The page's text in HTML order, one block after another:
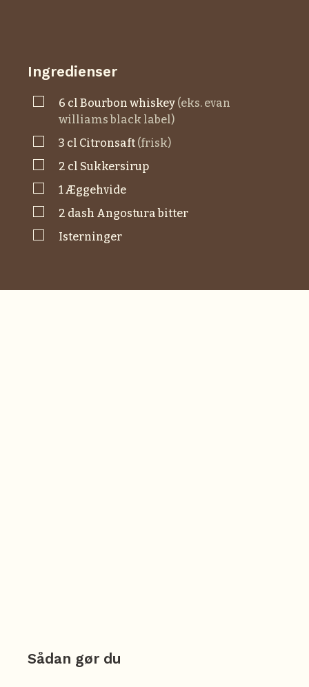
Ingredienser
▢6 cl bourbon whiskey (eks. evan
williams black label)
▢3 cl Citronsaft (frisk)
▢2 cl
sukkersirup
▢1
æggehvide
▢2 dash
Angostura bitter
▢ Isterninger
Sådan gør du